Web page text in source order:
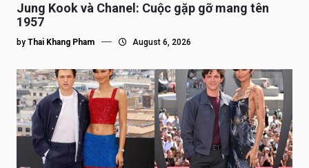
Jung Kook và Chanel: Cuộc gặp gỡ mang tên
1957
by Thai Khang Pham August 6, 2026